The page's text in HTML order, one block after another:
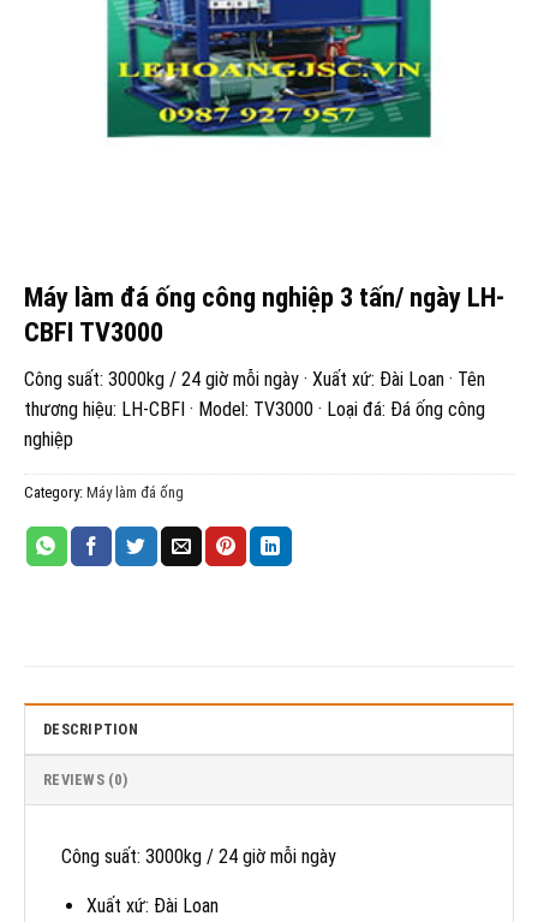
Máy làm đá ống công nghiệp 3 tấn/ ngày LH-
CBFI TV3000
Công suất: 3000kg / 24 giờ mỗi ngày · Xuất xứ: Đài Loan · Tên
thương hiệu: LH-CBFI · Model: TV3000 · Loại đá: Đá ống công
nghiệp
Category: Máy làm đá ống
DESCRIPTION
REVIEWS (0)
Công suất: 3000kg / 24 giờ mỗi ngày
Xuất xứ: Đài Loan